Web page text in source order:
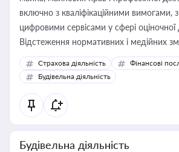
включно з кваліфікаційними вимогами,
цифровими сервісами у сфері оціночної
Відстеження нормативних і медійних
корисне для власника бізнесу,
бухгалтера під час оподаткування,
державного майна, корпоративних угод
статусу суб'єктів оціночної діяльності
Страхова діяльність
Фінансові
Будівельна діяльність
Будівельна діяльність